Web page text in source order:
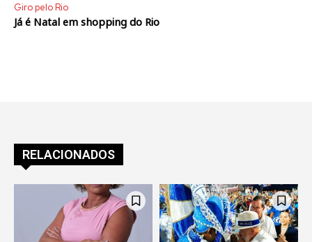
Giro pelo Rio
Já é Natal em shopping do Rio
RELACIONADOS